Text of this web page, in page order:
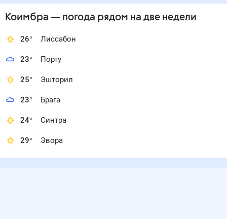
Коимбра — погода рядом на две недели
26° Лиссабон
23° Порту
25° Эшторил
23° Брага
24° Синтра
29° Эвора